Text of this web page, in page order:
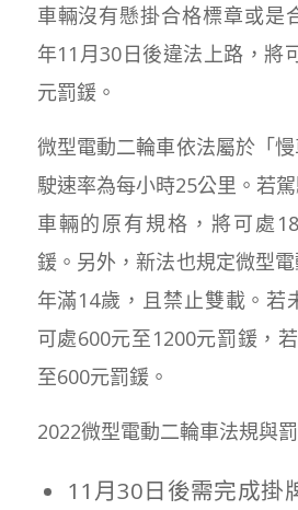
車輛沒有懸掛合格標章或是
年11月30日後違法上路，將
元罰鍰。
微型電動二輪車依法屬於「
駛速率為每小時25公里。若
車輛的原有規格，將可處
鍰。另外，新法也規定微型
年滿14歲，且禁止雙載。若
可處600元至1200元罰鍰，
至600元罰鍰。
2022微型電動二輪車法規與
11月30日後需完成掛